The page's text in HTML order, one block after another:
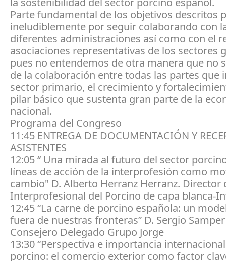
Parte fundamental de los objetivos descritos
ineludiblemente por seguir colaborando con
diferentes administraciones así como con el
asociaciones representativas de los sectores
pues no entendemos de otra manera que no
de la colaboración entre todas las partes que
sector primario, el crecimiento y
pilar básico que sustenta gran parte de la
nacional.
Programa del Congreso
11:45 ENTREGA DE DOCUMENTACIÓN Y
ASISTENTES
12:05 “ Una mirada al futuro del sector
líneas de acción de la interprofesión como
cambio" D. Alberto Herranz Herranz. Director
Interprofesional del Porcino de capa blanca-
12:45 “La carne de porcino española: un
fuera de nuestras fronteras” D. Sergio Samper
Consejero Delegado Grupo Jorge
13:30 “Perspectiva e importancia
porcino: el comercio exterior como factor